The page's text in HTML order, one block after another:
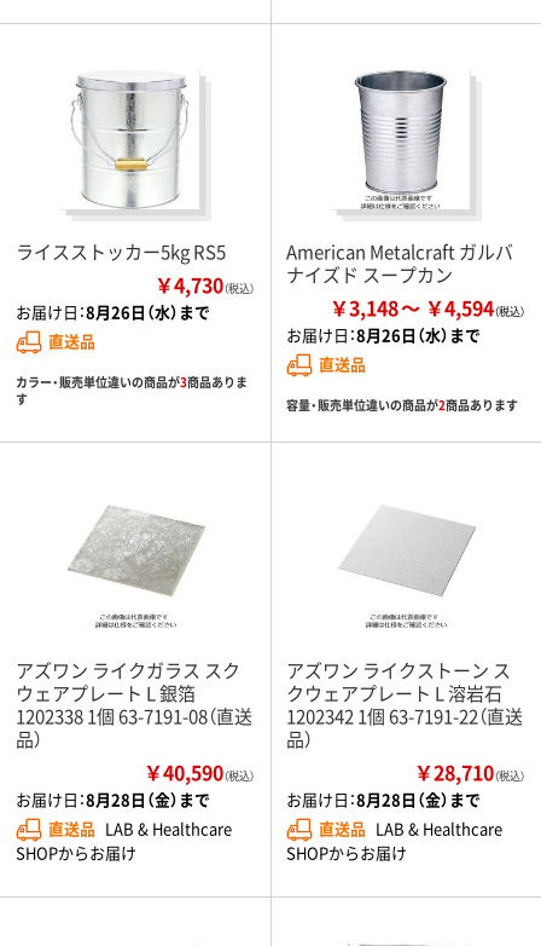
ライスストッカー5kg RS5
￥4,730（税込）
お届け日：8月26日（水）まで
直送品
カラー・販売単位違いの商品が3商品ありま
す
American Metalcraft ガルバ
ナイズド スープカン
￥3,148 ￥4,594
お届け日：8月26日（水）まで
直送品
容量・販売単位違いの商品が2商品あります
アズワン ライクガラス スク
ウェアプレート L 銀箔
1202338 1個 63-7191-08（直送
品）
￥40,590（税込）
お届け日：8月28日（金）まで
直送品 LAB & Healthcare
SHOPからお届け
アズワン ライクストーン ス
クウェアプレート L 溶岩石
1202342 1個 63-7191-22（直送
品）
￥28,710（税込）
お届け日：8月28日（金）まで
直送品 LAB & Healthcare
SHOPからお届け